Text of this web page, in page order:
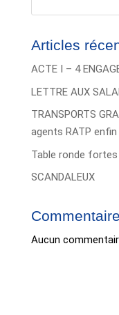
Articles
ACTE I – 4
LETTRE AUX
TRANSPORTS
agents RATP
Table ronde
SCANDALEUX
Aucun